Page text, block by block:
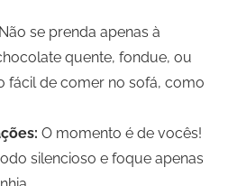
Não se prenda apenas à
quente, fondue, ou
fácil de comer no sofá, como
O momento é de vocês!
silencioso e foque apenas